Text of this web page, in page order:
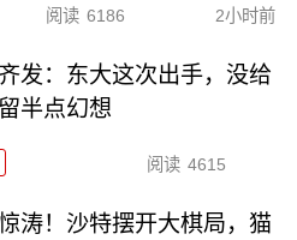
阅读 6186 2小时前
发：东大这次出手，没给
半点幻想
阅读 4615
涛！沙特摆开大棋局，猫